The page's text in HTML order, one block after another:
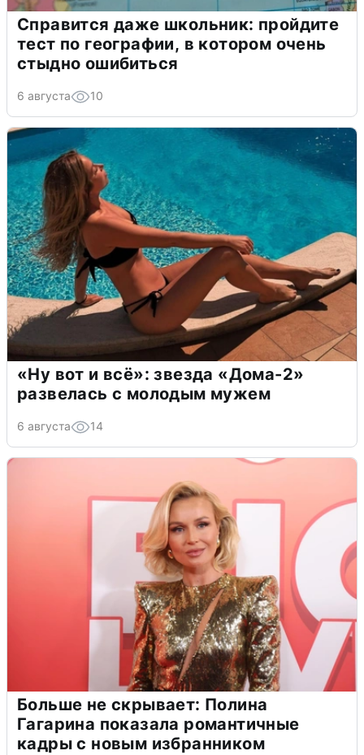
Справится даже школьник: пройдите
тест по географии, в котором очень
стыдно ошибиться
6 августа 10
«Ну вот и всё»: звезда «Дома-2»
развелась с молодым мужем
6 августа 14
Больше не скрывает: Полина
Гагарина показала романтичные
кадры с новым избранником